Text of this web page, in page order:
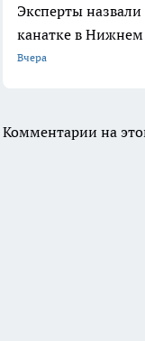
Эксперты
канатке в
Вчера
Комментарии на